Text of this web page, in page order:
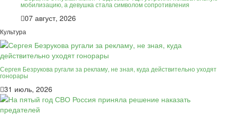
мобилизацию, а девушка стала символом сопротивления
07 август, 2026
Культура
Сергея Безрукова ругали за рекламу, не зная, куда действительно уходят
гонорары
31 июль, 2026